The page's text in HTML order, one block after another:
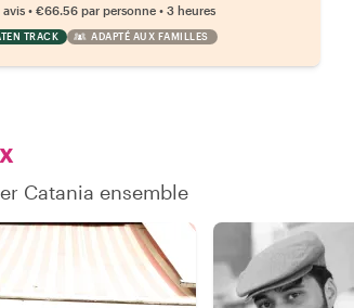
avis •€66.56 par personne •3 heures
TRACK ADAPTÉ AUX FAMILLES
Catania ensemble